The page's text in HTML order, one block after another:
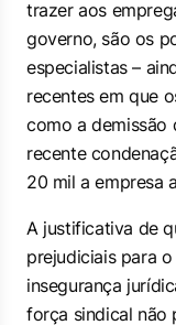
trazer aos
governo, são os
especialistas –
recentes em que
como a demissão
recente
20 mil a empresa
A justificativa de
prejudiciais para
insegurança
força sindical não